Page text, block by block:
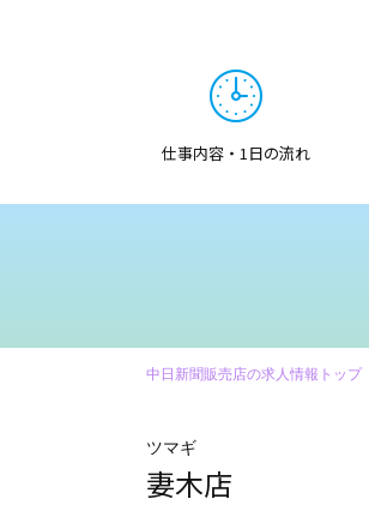
仕事内容・1日の流れ
中日新聞販売店の求人情報トップ
ツマギ
妻木店